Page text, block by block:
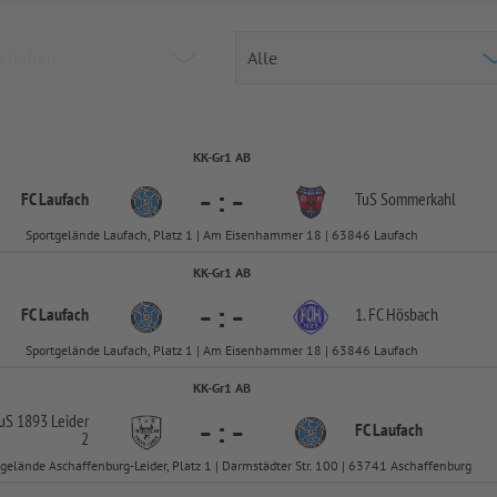
KK-Gr1 AB
FC Laufach - : - TuS Sommerkahl
Sportgelände Laufach, Platz 1 | Am Eisenhammer 18 | 63846 Laufach
KK-Gr1 AB
FC Laufach - : - 1. FC Hösbach
Sportgelände Laufach, Platz 1 | Am Eisenhammer 18 | 63846 Laufach
KK-Gr1 AB
1893 Leider
2
- : - FC Laufach
Aschaffenburg-Leider, Platz 1 | Darmstädter Str. 100 | 63741 Aschaffenburg